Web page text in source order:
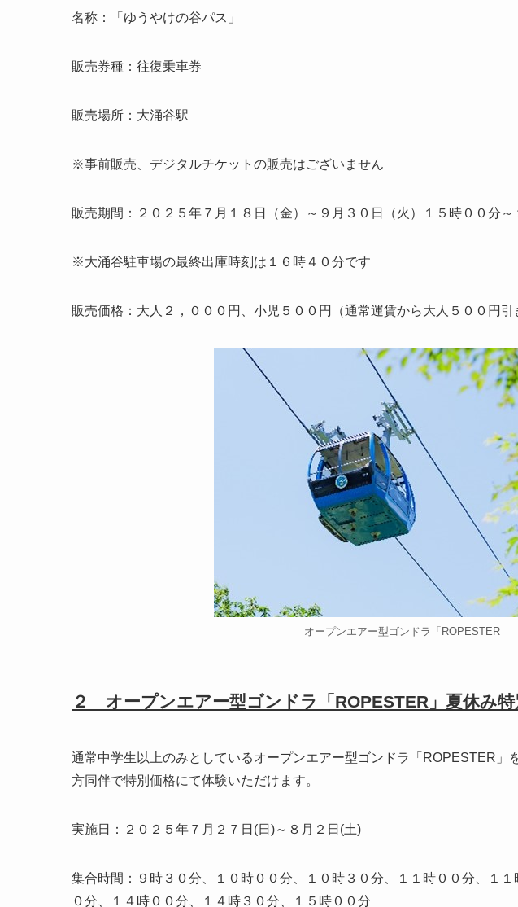
名称：「ゆうやけの谷パス」
販売券種：往復乗車券
販売場所：大涌谷駅
※事前販売、デジタルチケットの販売はございません
販売期間：２０２５年７月１８日（金）～９月３０日（火）１５時００分
※大涌谷駐車場の最終出庫時刻は１６時４０分です
販売価格：大人２，０００円、小児５００円（通常運賃から大人５００円引
オープンエアー型ゴンドラ「ROPESTER
２ オープンエアー型ゴンドラ「ROPESTER」夏休み特
通常中学生以上のみとしているオープンエアー型ゴンドラ「ROPESTER」
方同伴で特別価格にて体験いただけます。
実施日：２０２５年７月２７日(日)～８月２日(土)
集合時間：９時３０分、１０時００分、１０時３０分、１１時００分、１
０分、１４時００分、１４時３０分、１５時００分